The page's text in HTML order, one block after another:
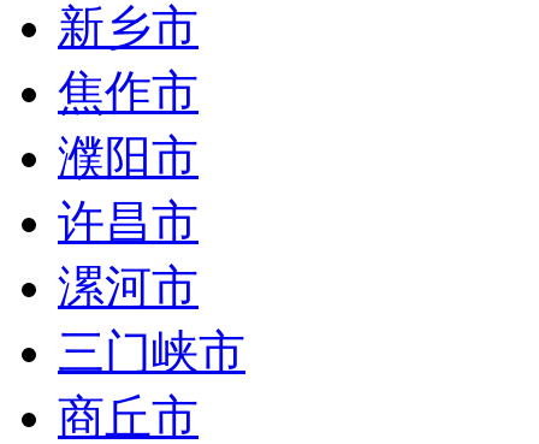
新乡市
焦作市
濮阳市
许昌市
漯河市
三门峡市
商丘市